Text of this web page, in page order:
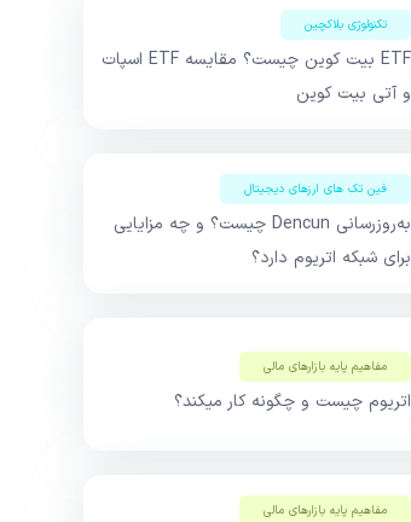
تکنولوژی بلاکچین
ETF بیت کوین چیست؟ مقایسه ETF اسپات
و آتی بیت کوین
فین تک های ارزهای دیجیتال
به‌روزرسانی Dencun چیست؟ و چه مزایایی
برای شبکه اتریوم دارد؟
مفاهیم پایه بازار‌های مالی
اتریوم چیست و چگونه کار میکند؟
مفاهیم پایه بازار‌های مالی